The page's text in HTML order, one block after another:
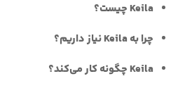
Keila چیست؟
چرا به Keila نیاز داریم؟
Keila چگونه کار می‌کند؟